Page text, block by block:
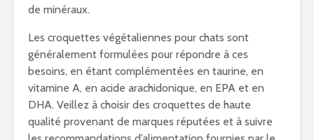
de minéraux.
Les croquettes végétaliennes pour chats sont
généralement formulées pour répondre à ces
besoins, en étant complémentées en taurine, en
vitamine A, en acide arachidonique, en EPA et en
DHA. Veillez à choisir des croquettes de haute
qualité provenant de marques réputées et à suivre